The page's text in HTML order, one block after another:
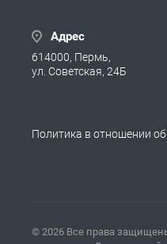
Адрес
614000, Пермь,
ул. Советская, 24Б
Политика в отношении
© 2026 Все права